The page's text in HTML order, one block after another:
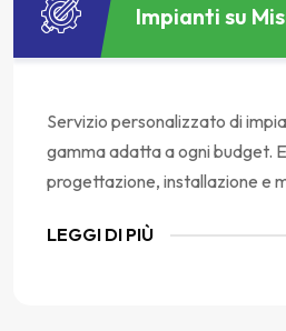
Impianti su
Servizio personalizzato di
gamma adatta a ogni budget.
progettazione, installazione e
LEGGI DI PIÙ